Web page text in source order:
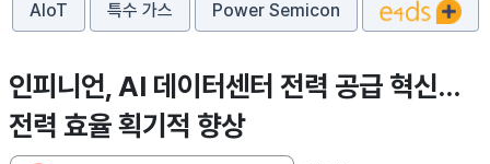
AIoT 특수 가스 Power Semicon
인피니언, AI 데이터센터 전력 공급 혁신…
전력 효율 획기적 향상